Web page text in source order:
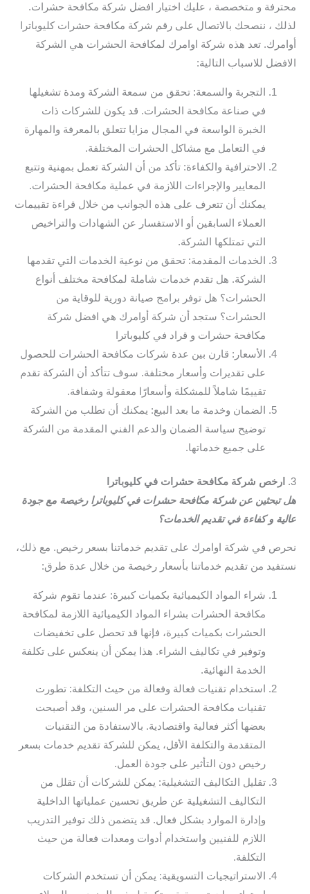
محترفة و متخصصة ، عليك اختيار افضل شركة مكافحة حشرات.
لذلك ، ننصحك بالاتصال على رقم شركة مكافحة حشرات كليوباترا
أوامرك. تعد هذه شركة اوامرك لمكافحة الحشرات هي الشركة
الافضل للاسباب التالية:
التجربة والسمعة: تحقق من سمعة الشركة ومدة تشغيلها
في صناعة مكافحة الحشرات. قد يكون للشركات ذات
الخبرة الواسعة في المجال مزايا تتعلق بالمعرفة والمهارة
في التعامل مع مشاكل الحشرات المختلفة.
الاحترافية والكفاءة: تأكد من أن الشركة تعمل بمهنية وتتبع
المعايير والإجراءات اللازمة في عملية مكافحة الحشرات.
يمكنك أن تتعرف على هذه الجوانب من خلال قراءة تقييمات
العملاء السابقين أو الاستفسار عن الشهادات والتراخيص
التي تمتلكها الشركة.
الخدمات المقدمة: تحقق من نوعية الخدمات التي تقدمها
الشركة. هل تقدم خدمات شاملة لمكافحة مختلف أنواع
الحشرات؟ هل توفر برامج صيانة دورية للوقاية من
الحشرات؟ ستجد أن شركة أوامرك هي افضل شركة
مكافحة حشرات و قراد في كليوباترا
الأسعار: قارن بين عدة شركات مكافحة الحشرات للحصول
على تقديرات وأسعار مختلفة. سوف تتأكد أن الشركة تقدم
تقييمًا شاملاً للمشكلة وأسعارًا معقولة وشفافة.
الضمان وخدمة ما بعد البيع: يمكنك أن تطلب من الشركة
توضيح سياسة الضمان والدعم الفني المقدمة من الشركة
على جميع خدماتها.
3.
ارخص شركة مكافحة حشرات في كليوباترا
هل تبحثين عن شركة مكافحة حشرات في كليوباترا رخيصة مع جودة
عالية و كفاءة في تقديم الخدمات؟
نحرص في شركة اوامرك على تقديم خدماتنا بسعر رخيص. مع ذلك،
نستفيد من تقديم خدماتنا بأسعار رخيصة من خلال عدة طرق:
شراء المواد الكيميائية بكميات كبيرة: عندما تقوم شركة
مكافحة الحشرات بشراء المواد الكيميائية اللازمة لمكافحة
الحشرات بكميات كبيرة، فإنها قد تحصل على تخفيضات
وتوفير في تكاليف الشراء. هذا يمكن أن ينعكس على تكلفة
الخدمة النهائية.
استخدام تقنيات فعالة وفعالة من حيث التكلفة: تطورت
تقنيات مكافحة الحشرات على مر السنين، وقد أصبحت
بعضها أكثر فعالية واقتصادية. بالاستفادة من التقنيات
المتقدمة والتكلفة الأقل، يمكن للشركة تقديم خدمات بسعر
رخيص دون التأثير على جودة العمل.
تقليل التكاليف التشغيلية: يمكن للشركات أن تقلل من
التكاليف التشغيلية عن طريق تحسين عملياتها الداخلية
وإدارة الموارد بشكل فعال. قد يتضمن ذلك توفير التدريب
اللازم للفنيين واستخدام أدوات ومعدات فعالة من حيث
التكلفة.
الاستراتيجيات التسويقية: يمكن أن تستخدم الشركات